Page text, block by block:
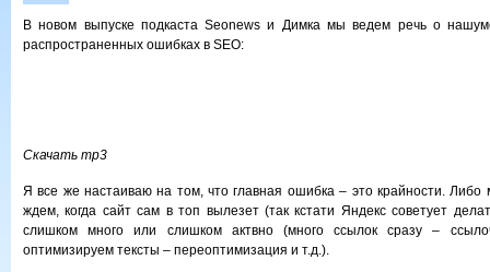
В новом выпуске подкаста Seonews и Димка мы ведем речь о
распространенных ошибках в SEO:
Скачать mp3
Я все же настаиваю на том, что главная ошибка – это крайности.
ждем, когда сайт сам в топ вылезет (так кстати Яндекс советует
слишком много или слишком актвно (много ссылок сразу –
оптимизируем тексты – переоптимизация и т.д.).